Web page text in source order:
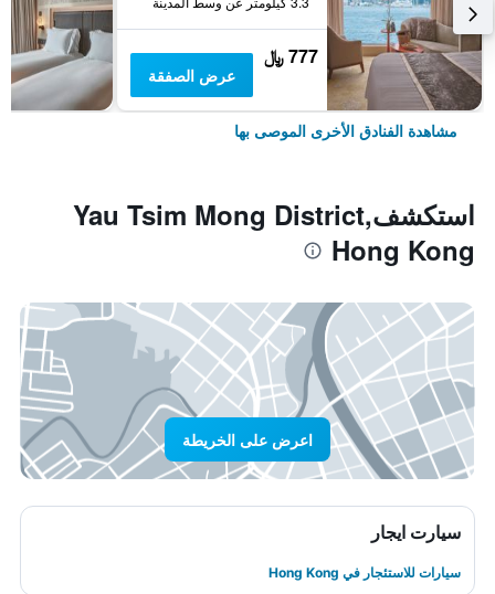
777 ﷼
عرض الصفقة
مشاهدة الفنادق الأخرى الموصى بها
استكشفYau Tsim Mong District,
Hong Kong
اعرض على الخريطة
سيارت ايجار
سيارات للاستئجار في Hong Kong